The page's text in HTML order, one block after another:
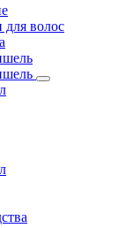
для волос